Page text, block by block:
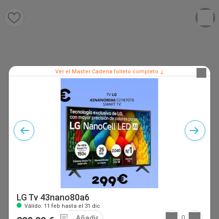
Ver el Master Cadena folleto completo ↓
LG Tv 43nano80a6
Válido: 11 feb hasta el 31 dic